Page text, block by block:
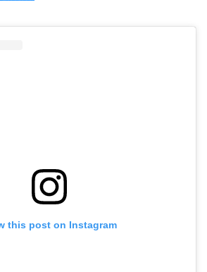
this post on Instagram